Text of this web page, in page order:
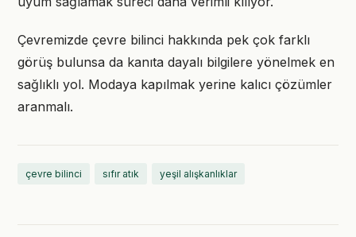
Çevremizde çevre bilinci hakkında pek çok farklı
görüş bulunsa da kanıta dayalı bilgilere yönelmek en
sağlıklı yol. Modaya kapılmak yerine kalıcı çözümler
aranmalı.
çevre bilinci sıfır atık yeşil alışkanlıklar